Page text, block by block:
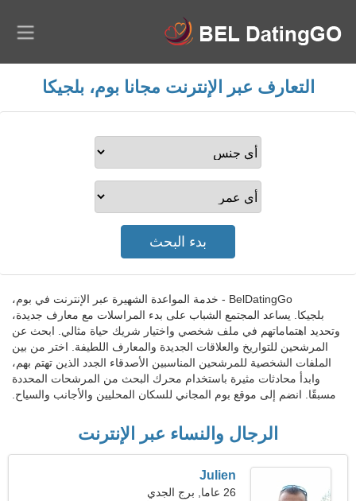
التعارف عبر الإنترنت مجانا بوم، بلجيكا
BelDatingGo - خدمة المواعدة الشهيرة عبر الإنترنت في بوم،
بلجيكا. يساعد المجتمع الشباب على بدء المراسلات مع معارف جديدة،
وتحديد اهتماماتهم في ملف شخصي واختيار شريك حياة مثالي. ابحث عن
المرشحين للتواريخ والعلاقات الجديدة والمعارف اللطيفة. اختر من بين
الملفات الشخصية للمرشحين المناسبين الأصدقاء الجدد الذين تهتم بهم،
وابدأ محادثات مثيرة باستخدام محرك البحث من المرشحات المحددة
مسبقًا. انضم إلى موقع بوم المجاني للسكان المحليين والأجانب والسياح.
الرجال والنساء عبر الإنترنت
Julien
26 عاما, برج الجدي